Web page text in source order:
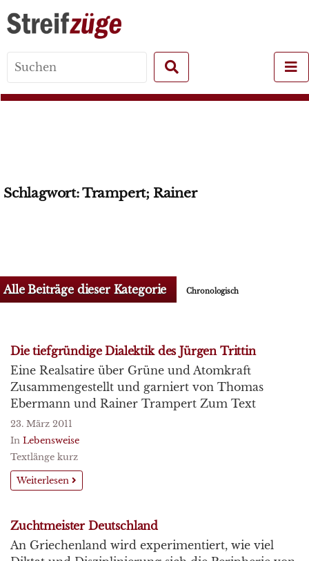
for:
Schlagwort:Trampert; Rainer
Alle Beiträge dieser Kategorie Chronologisch
Die tiefgründige Dialektik des Jürgen Trittin
Eine Realsatire über Grüne und Atomkraft
Zusammengestellt und garniert von Thomas
Ebermann und Rainer Trampert Zum Text
23. März 2011
In Lebensweise
Textlänge kurz
Weiterlesen
Zuchtmeister Deutschland
An Griechenland wird experimentiert, wie viel